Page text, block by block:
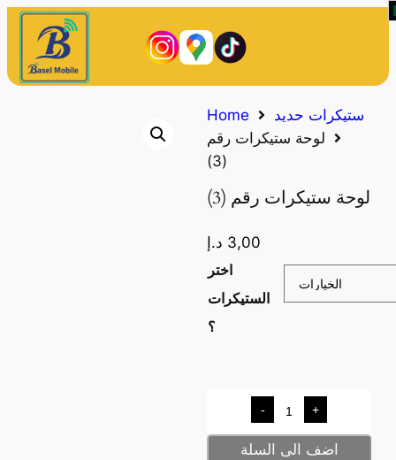
Home
ستيكرات حديد
لوحة ستيكرات رقم
(3)
لوحة ستيكرات رقم (3)
3,00 د.إ
اختر
الستيكرات
؟
- +
اضف الى السلة